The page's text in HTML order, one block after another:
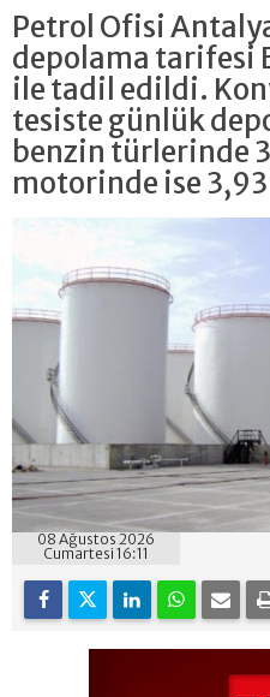
Petrol Ofisi
depolama tarifesi
ile tadil edildi.
tesiste günlük
benzin türlerinde
motorinde ise 3,93
08 Ağustos 2026
Cumartesi 16:11